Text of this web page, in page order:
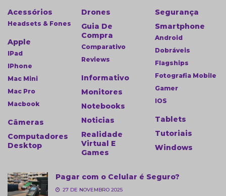
Acessórios
Headsets & Fones
Apple
IPad
IPhone
Mac Mini
Mac Pro
Macbook
Câmeras
Computadores
Desktop
Drones
Guia De
Compra
Comparativo
Reviews
Informativo
Monitores
Notebooks
Noticias
Realidade
Virtual E
Games
Segurança
Smartphone
Android
Dobráveis
Flagships
Fotografia Mobile
Gamer
IOS
Tablets
Tutoriais
Windows
Pagar com o Celular é Seguro?
27 DE NOVEMBRO 2025